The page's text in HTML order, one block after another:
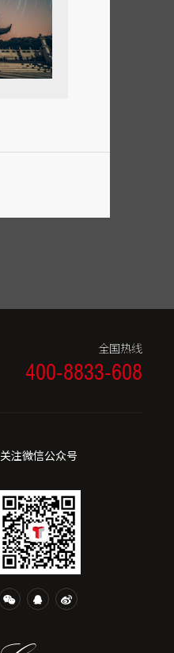
全国热线
400-8833-608
关注微信公众号